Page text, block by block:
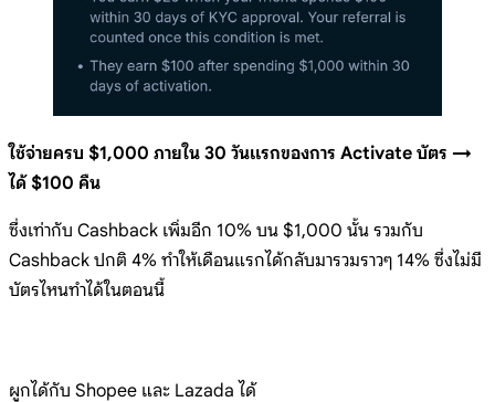
ใช้จ่ายครบ $1,000 ภายใน 30 วันแรกของการ Activate บัตร →
ได้ $100 คืน
ซึ่งเท่ากับ Cashback เพิ่มอีก 10% บน $1,000 นั้น รวมกับ
Cashback ปกติ 4% ทำให้เดือนแรกได้กลับมารวมราวๆ 14% ซึ่งไม่มี
บัตรไหนทำได้ในตอนนี้
ผูกได้กับ Shopee และ Lazada ได้